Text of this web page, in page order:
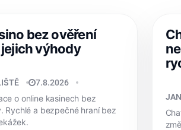
bez ověření
výhody
7.8.2026
o online kasinech bez
Rychlé a bezpečné hraní bez